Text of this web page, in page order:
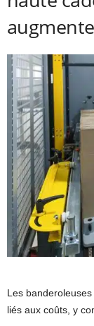
Les
liés aux coûts, y